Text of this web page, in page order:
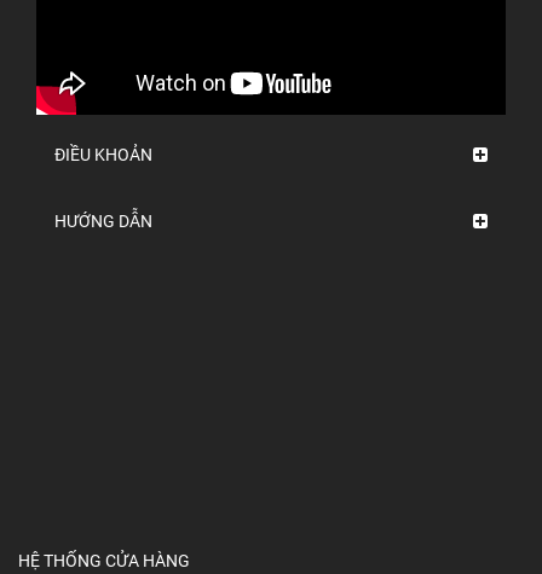
ĐIỀU KHOẢN
HƯỚNG DẪN
HỆ THỐNG CỬA HÀNG